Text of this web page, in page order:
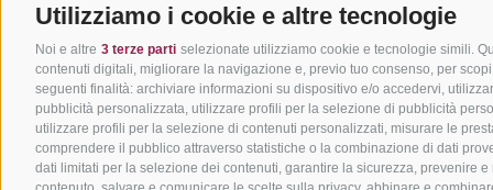
Utilizziamo i cookie e altre tecnologie
Noi e altre 3 terze parti selezionate utilizziamo cookie e tecnologie simili.
contenuti digitali, migliorare la navigazione e, previo tuo consenso, per
seguenti finalità: archiviare informazioni su dispositivo e/o accedervi,
pubblicità personalizzata, utilizzare profili per la selezione di pubblicità
utilizzare profili per la selezione di contenuti personalizzati, misurare le
comprendere il pubblico attraverso statistiche o la combinazione di dati
dati limitati per la selezione dei contenuti, garantire la sicurezza, prevenire